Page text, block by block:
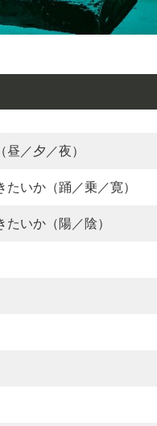
／夕／夜）
いか（踊／乗／寛）
たいか（陽／陰）